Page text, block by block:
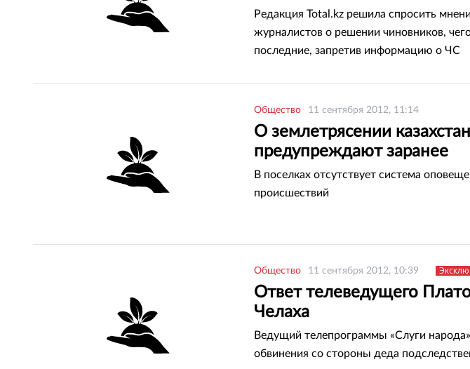
Редакция Total.kz решила спросить
журналистов о решении чиновников,
последние, запретив информацию о ЧС
Общество 11 сентября 2012, 11:14
О землетрясении
предупреждают заранее
В поселках отсутствует система
происшествий
Общество 11 сентября 2012, 10:39
Ответ телеведущего
Челаха
Ведущий телепрограммы «Слуги
обвинения со стороны деда